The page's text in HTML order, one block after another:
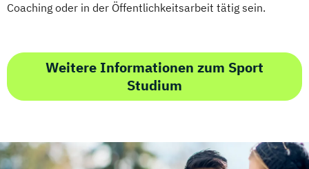
Coaching oder in der Öffentlichkeitsarbeit tätig sein.
Weitere Informationen zum Sport
Studium